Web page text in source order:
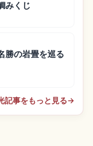
みくじ
勝の岩畳を巡る
記事をもっと見る→